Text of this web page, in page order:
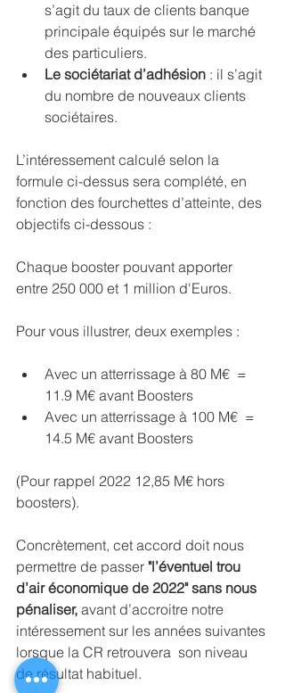
s’agit du taux de clients banque
principale équipés sur le marché
des particuliers.
Le sociétariat d’adhésion : il s’agit
du nombre de nouveaux clients
sociétaires.
L’intéressement calculé selon la
formule ci-dessus sera complété, en
fonction des fourchettes d’atteinte, des
objectifs ci-dessous :
Chaque booster pouvant apporter
entre 250 000 et 1 million d'Euros.
Pour vous illustrer, deux exemples :
Avec un atterrissage à 80 M€  =
11.9 M€ avant Boosters
Avec un atterrissage à 100 M€  =
14.5 M€ avant Boosters
(Pour rappel 2022 12,85 M€ hors
boosters).
Concrètement, cet accord doit nous
permettre de passer "l’éventuel trou
d’air économique de 2022" sans nous
pénaliser, avant d’accroitre notre
intéressement sur les années suivantes
lorsque la CR retrouvera  son niveau
de résultat habituel.